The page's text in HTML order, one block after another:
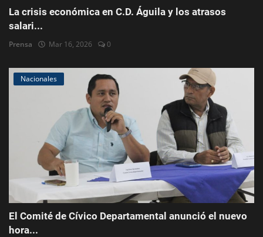
La crisis económica en C.D. Águila y los atrasos
salari...
Prensa Mar 16, 2026 0
Nacionales
El Comité de Cívico Departamental anunció el nuevo
hora...